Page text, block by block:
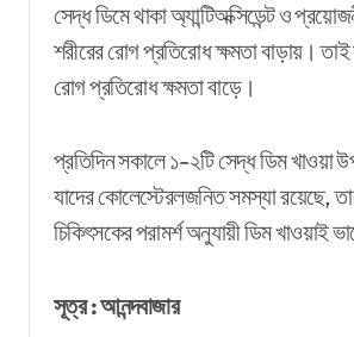
সেদ্ধ ডিমে থাকা অ্যান্টিঅক্সিডেন্ট ও
শরীরের রোগ প্রতিরোধ ক্ষমতা বাড়ায়।
রোগ প্রতিরোধ ক্ষমতা বাড়ে।
প্রতিদিন সকালে ১-২টি সেদ্ধ ডিম খাওয়া
যাদের কোলেস্টেরলজনিত সমস্যা রয়েছে,
চিকিৎসকের পরামর্শ অনুযায়ী ডিম খাওয়াই
সূত্র : আনন্দবাজার